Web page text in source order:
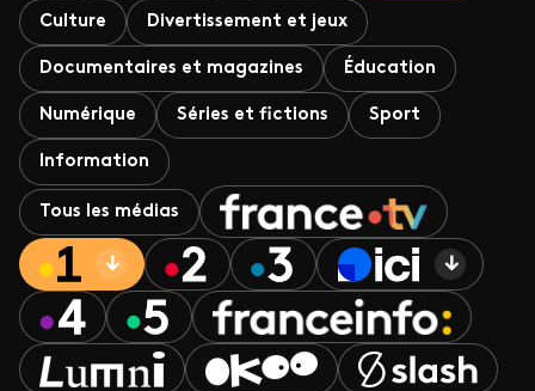
Culture Divertissement et jeux
Documentaires et magazines Éducation
Numérique Séries et fictions Sport
Information
Tous les médias